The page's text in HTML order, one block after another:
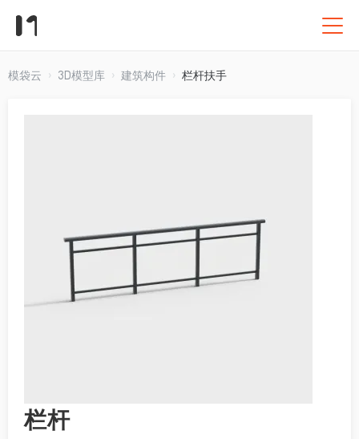
模袋云 3D模型库 建筑构件 栏杆扶手
栏杆